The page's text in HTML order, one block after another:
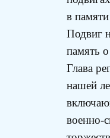
в
Подвиг
память
Глава
нашей
военно-